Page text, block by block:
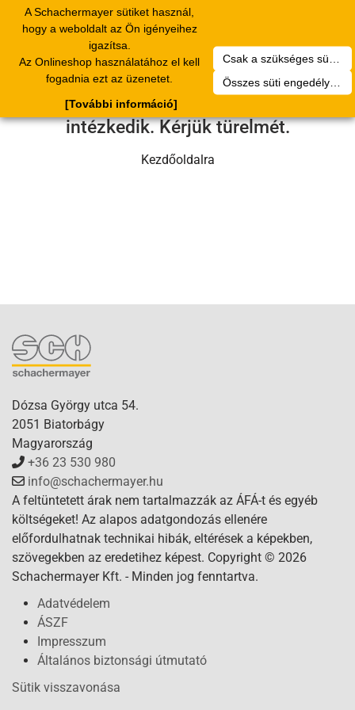
A Schachermayer sütiket használ,
hogy a weboldalt az Ön igényeihez
igazítsa.
Az Onlineshop használatához el kell
fogadnia ezt az üzenetet.
Összes süti engedélyezése
[További információ]
navigation
Sajnos technikai hiba történt.
Szervizcsapatunk hamarosan
intézkedik. Kérjük türelmét.
Kezdőoldalra
Dózsa György utca 54.
2051 Biatorbágy
Magyarország
+36 23 530 980
info@schachermayer.hu
A feltüntetett árak nem tartalmazzák az ÁFÁ-t és egyéb
költségeket! Az alapos adatgondozás ellenére
előfordulhatnak technikai hibák, eltérések a képekben,
szövegekben az eredetihez képest. Copyright © 2026
Schachermayer Kft. - Minden jog fenntartva.
Adatvédelem
ÁSZF
Impresszum
Általános biztonsági útmutató
Sütik visszavonása